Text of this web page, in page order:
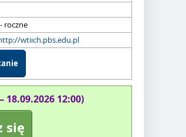
roczne
wtiich.pbs.edu.pl
18.09.2026 12:00)
się